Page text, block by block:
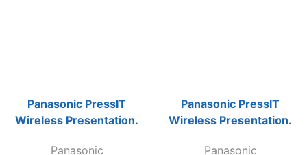
Panasonic PressIT
Wireless Presentation.
Panasonic
Panasonic PressIT
Wireless Presentation.
Panasonic